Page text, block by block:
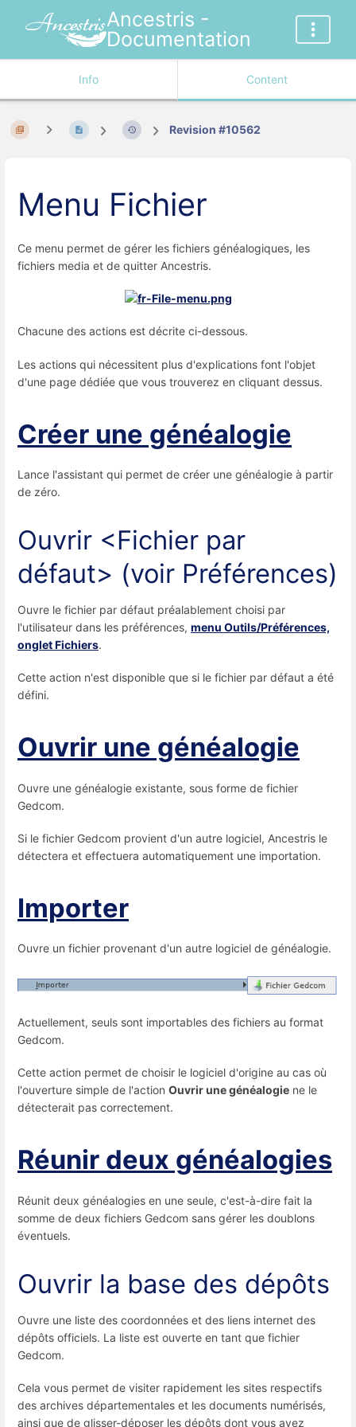
Ancestris -
Documentation
Info Content
Revision #10562
Menu Fichier
Ce menu permet de gérer les fichiers généalogiques, les
fichiers media et de quitter Ancestris.
Chacune des actions est décrite ci-dessous.
Les actions qui nécessitent plus d'explications font l'objet
d'une page dédiée que vous trouverez en cliquant dessus.
Créer une généalogie
Lance l'assistant qui permet de créer une généalogie à partir
de zéro.
Ouvrir <Fichier par
défaut> (voir Préférences)
Ouvre le fichier par défaut préalablement choisi par
l'utilisateur dans les préférences, menu Outils/Préférences,
onglet Fichiers.
Cette action n'est disponible que si le fichier par défaut a été
défini.
Ouvrir une généalogie
Ouvre une généalogie existante, sous forme de fichier
Gedcom.
Si le fichier Gedcom provient d'un autre logiciel, Ancestris le
détectera et effectuera automatiquement une importation.
Importer
Ouvre un fichier provenant d'un autre logiciel de généalogie.
Actuellement, seuls sont importables des fichiers au format
Gedcom.
Cette action permet de choisir le logiciel d'origine au cas où
l'ouverture simple de l'action Ouvrir une généalogie ne le
détecterait pas correctement.
Réunir deux généalogies
Réunit deux généalogies en une seule, c'est-à-dire fait la
somme de deux fichiers Gedcom sans gérer les doublons
éventuels.
Ouvrir la base des dépôts
Ouvre une liste des coordonnées et des liens internet des
dépôts officiels. La liste est ouverte en tant que fichier
Gedcom.
Cela vous permet de visiter rapidement les sites respectifs
des archives départementales et les documents numérisés,
ainsi que de glisser-déposer les dépôts dont vous avez